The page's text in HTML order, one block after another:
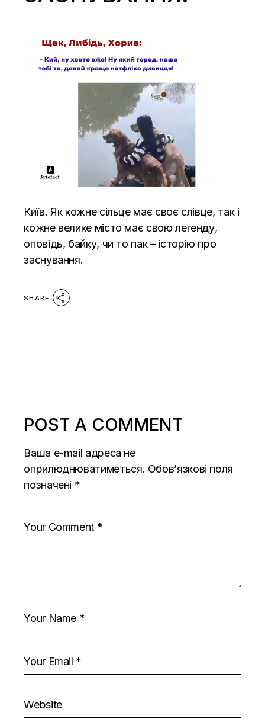
Київ. Як кожне сільце має своє слівце, так і
кожне велике місто має свою легенду,
оповідь, байку, чи то пак – історію про
заснування.
SHARE
POST A COMMENT
Ваша e-mail адреса не
оприлюднюватиметься. Обов’язкові поля
позначені *